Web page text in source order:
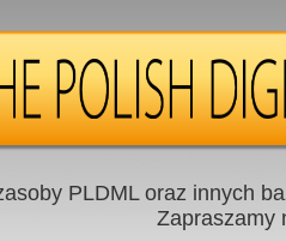
PLDML oraz innych
Zapraszamy